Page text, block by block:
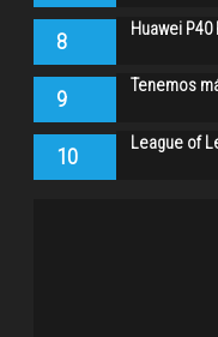
8 Huawei P40
9 Tenemos
10 League of